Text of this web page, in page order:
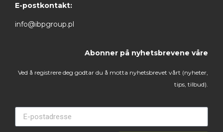
E-postkontakt:
info@ibpgroup.pl
Abonner på nyhetsbrevene våre
Ved å registrere deg godtar du å motta nyhetsbrevet vårt (nyheter,
tips, tilbud).